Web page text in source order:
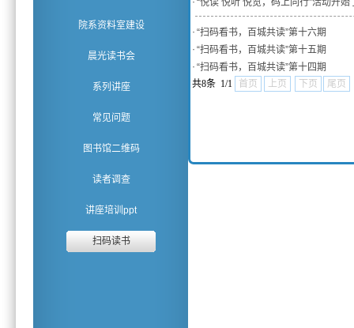
院系资料室建设
晨光读书会
系列讲座
常见问题
图书馆二维码
读者调查
讲座培训ppt
扫码读书
“悦读 悦听 悦览，码上同行”活动开始
· “扫码看书，百城共读”第十六期
· “扫码看书，百城共读”第十五期
· “扫码看书，百城共读”第十四期
共8条 1/1
首页 上页 下页 尾页